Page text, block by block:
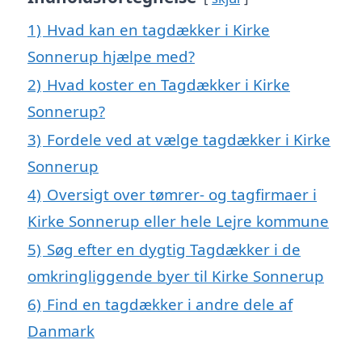
1) Hvad kan en tagdækker i Kirke
Sonnerup hjælpe med?
2) Hvad koster en Tagdækker i Kirke
Sonnerup?
3) Fordele ved at vælge tagdækker i Kirke
Sonnerup
4) Oversigt over tømrer- og tagfirmaer i
Kirke Sonnerup eller hele Lejre kommune
5) Søg efter en dygtig Tagdækker i de
omkringliggende byer til Kirke Sonnerup
6) Find en tagdækker i andre dele af
Danmark